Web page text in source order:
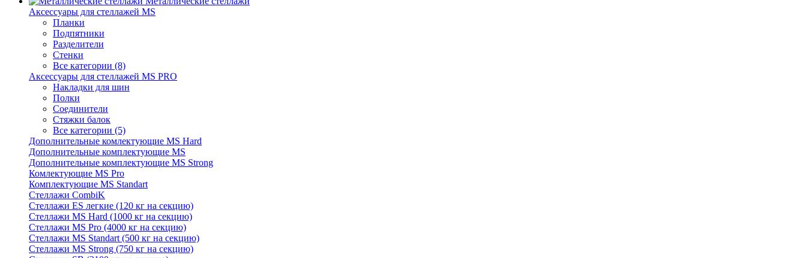
Аксессуары для стеллажей MS
Планки
Подпятники
Разделители
Стенки
Все категории (8)
Аксессуары для стеллажей MS PRO
Накладки для шин
Полки
Соединители
Стяжки балок
Все категории (5)
Дополнительные комлектующие MS Hard
Дополнительные комплектующие MS
Дополнительные комплектующие MS Strong
Комлектующие MS Pro
Комплектующие MS Standart
Стеллажи CombiK
Стеллажи ES легкие (120 кг на секцию)
Стеллажи MS Hard (1000 кг на секцию)
Стеллажи MS Pro (4000 кг на секцию)
Стеллажи MS Standart (500 кг на секцию)
Стеллажи MS Strong (750 кг на секцию)